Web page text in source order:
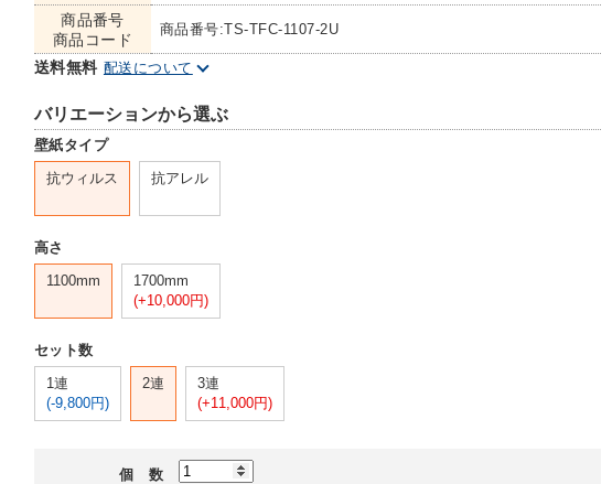
商品番号
商品コード
商品番号:TS-TFC-1107-2U
送料無料 配送について
バリエーションから選ぶ
壁紙タイプ
抗ウィルス
抗アレル
高さ
1100mm
1700mm
(+10,000円)
セット数
1連
(-9,800円)
2連
3連
(+11,000円)
個 数